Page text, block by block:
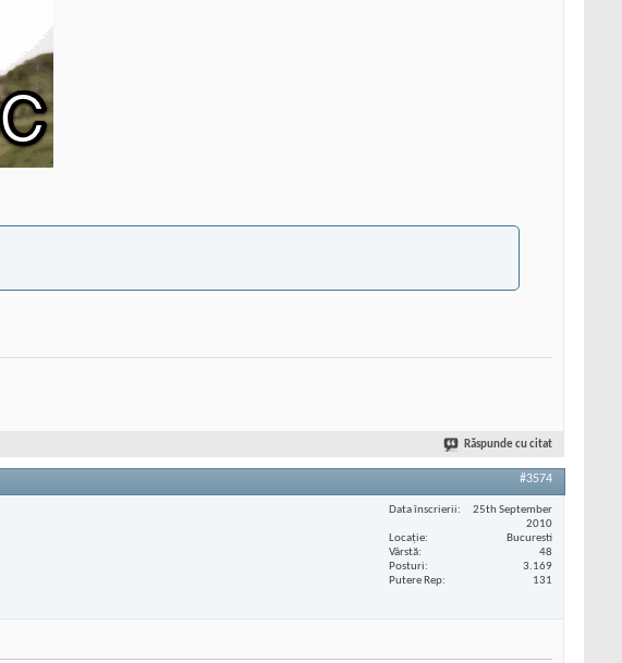
Răspunde cu citat
#3574
Data înscrierii
25th September
2010
Locaţie
Bucuresti
Vârstă
48
Posturi
3.169
Putere Rep
131